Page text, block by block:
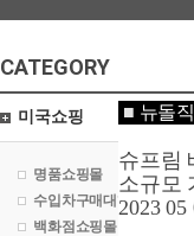
■ 뉴돌
슈프림
소규모
2023
CATEGORY
미국쇼핑
명품쇼핑몰
수입차구매대행
백화점쇼핑몰